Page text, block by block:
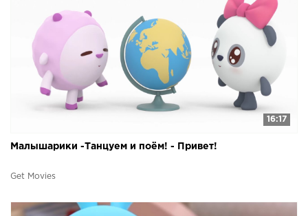
16:17
Малышарики -Танцуем и поём! - Привет!
Get Movies